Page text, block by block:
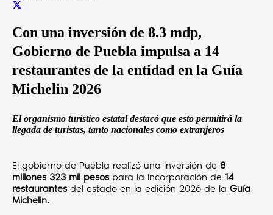
Con una inversión de 8.3 mdp,
Gobierno de Puebla impulsa a 14
restaurantes de la entidad en la Guía
Michelin 2026
El organismo turístico estatal destacó que esto permitirá la
llegada de turistas, tanto nacionales como extranjeros
El gobierno de Puebla realizó una inversión de 8
millones 323 mil pesospara la incorporación de 14
restaurantes del estado en la edición 2026 de la Guía
Michelin.